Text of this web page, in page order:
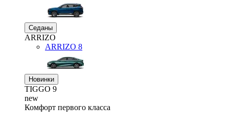
Седаны
ARRIZO
ARRIZO 8
Новинки
TIGGO 9
new
Комфорт первого класса